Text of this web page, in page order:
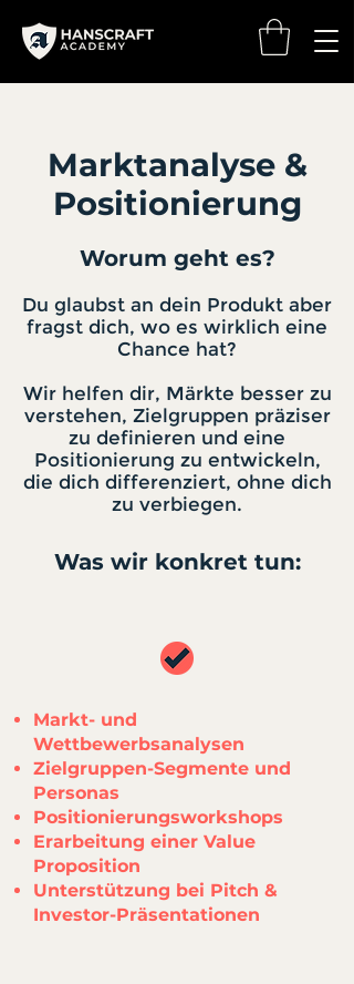
Marktanalyse &
Positionierung
Worum geht es?
Du glaubst an dein Produkt aber
fragst dich, wo es wirklich eine
Chance hat?
Wir helfen dir, Märkte besser zu
verstehen, Zielgruppen präziser
zu definieren und eine
Positionierung zu entwickeln,
die dich differenziert, ohne dich
zu verbiegen.
Was wir konkret tun:
Markt- und
Wettbewerbsanalysen
Zielgruppen-Segmente und
Personas
Positionierungsworkshops
Erarbeitung einer Value
Proposition
Unterstützung bei Pitch &
Investor-Präsentationen